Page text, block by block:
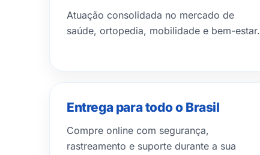
Atuação consolidada no mercado de
saúde, ortopedia, mobilidade e bem-estar.
Entrega para todo o Brasil
Compre online com segurança,
rastreamento e suporte durante a sua